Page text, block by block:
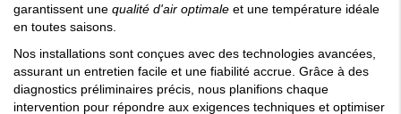
garantissent une qualité d'air optimale et une température idéale
en toutes saisons.
Nos installations sont conçues avec des technologies avancées,
assurant un entretien facile et une fiabilité accrue. Grâce à des
diagnostics préliminaires précis, nous planifions chaque
intervention pour répondre aux exigences techniques et optimiser